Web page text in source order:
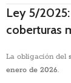
Ley 5/
coberturas
La obligación del
enero de 2026.